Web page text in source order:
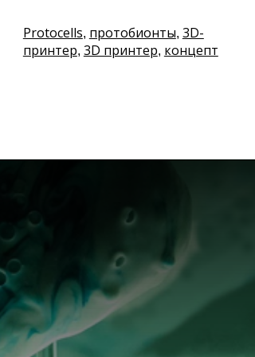
Protocells, протобионты, 3D-
принтер, 3D принтер, концепт